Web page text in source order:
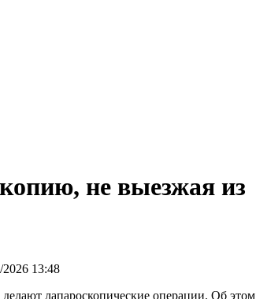
не выезжая из
2026 13:48
лапароскопические операции. Об этом